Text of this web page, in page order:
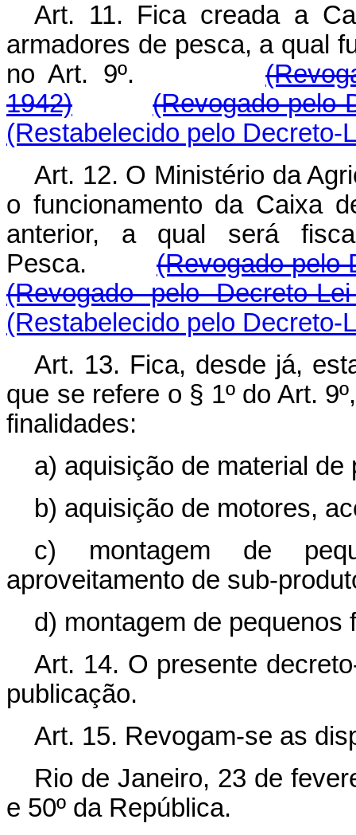
Art. 11. Fica creada a
armadores de pesca, a qual
no Art. 9º.
1942)
(Revogado pelo
(Restabelecido pelo Decreto-
Art. 12. O Ministério da
o funcionamento da Caixa
anterior, a qual será
Pesca.(Revogado pelo
(Revogado pelo Decreto-
(Restabelecido pelo Decreto-
Art. 13. Fica, desde já,
que se refere o § 1º do Art.
finalidades:
a) aquisição de material
b) aquisição de motores,
c) montagem de
aproveitamento de sub-
d) montagem de pequenos
Art. 14. O presente
publicação.
Art. 15. Revogam-se as
Rio de Janeiro, 23 de
e 50º da República.